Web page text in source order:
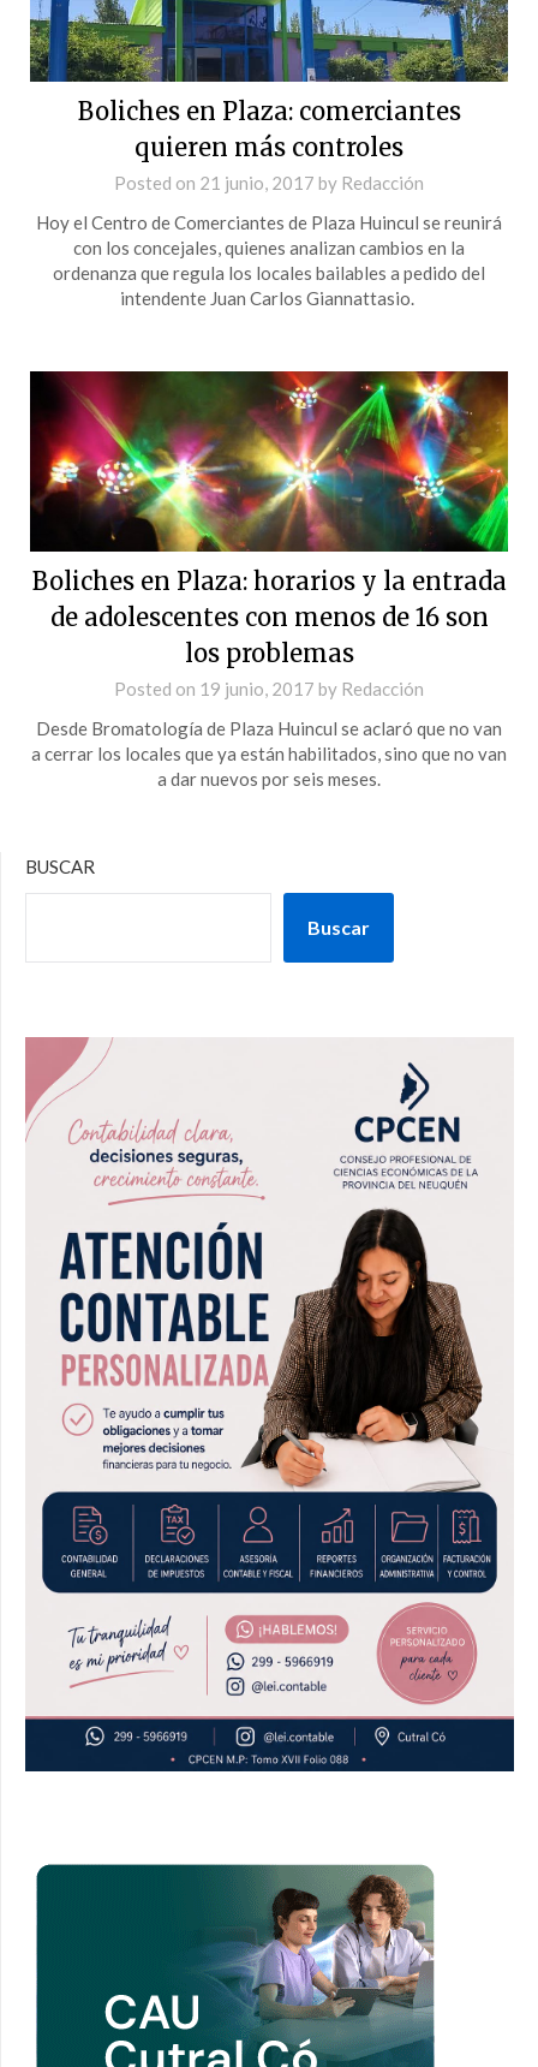
Boliches en Plaza: comerciantes
quieren más controles
Posted on 21 junio, 2017 by Redacción
Hoy el Centro de Comerciantes de Plaza Huincul se reunirá
con los concejales, quienes analizan cambios en la
ordenanza que regula los locales bailables a pedido del
intendente Juan Carlos Giannattasio.
Boliches en Plaza: horarios y la entrada
de adolescentes con menos de 16 son
los problemas
Posted on 19 junio, 2017 by Redacción
Desde Bromatología de Plaza Huincul se aclaró que no van
a cerrar los locales que ya están habilitados, sino que no van
a dar nuevos por seis meses.
BUSCAR
Buscar